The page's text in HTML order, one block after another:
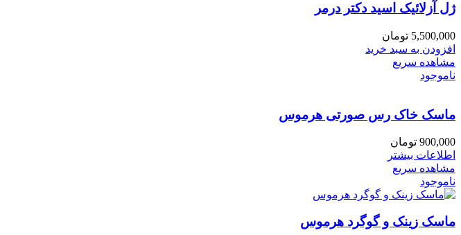
ژل آزلائیک اسید دکتر درمر
5,500,000 تومان
افزودن به سبد خرید
مشاهده سریع
ناموجود
ماسک خاک رس صورتی هرموس
900,000 تومان
اطلاعات بیشتر
مشاهده سریع
ناموجود
ماسک زینک و گوگرد هرموس